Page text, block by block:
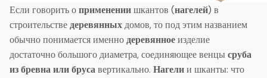
Если говорить оприменениишкантов (нагелей) в
строительстведеревянныхдомов, то под этим названием
обычно понимается именнодеревянноеизделие
достаточно большого диаметра, соединяющее венцысруба
из бревна или брусавертикально. Нагелии шканты: что